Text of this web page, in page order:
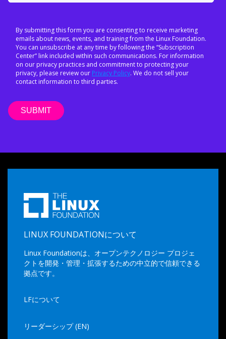
By submitting this form you are consenting to receive marketing
emails about news, events, and training from the Linux Foundation.
You can unsubscribe at any time by following the “Subscription
Center” link included within such communications. For information
on our privacy practices and commitment to protecting your
privacy, please review our Privacy Policy. We do not sell your
contact information to third parties.
LINUX FOUNDATIONについて
Linux Foundationは、オープンテクノロジー プロジェ
クトを開発・管理・拡張するための中立的で信頼できる
拠点です。
LFについて
リーダーシップ (EN)